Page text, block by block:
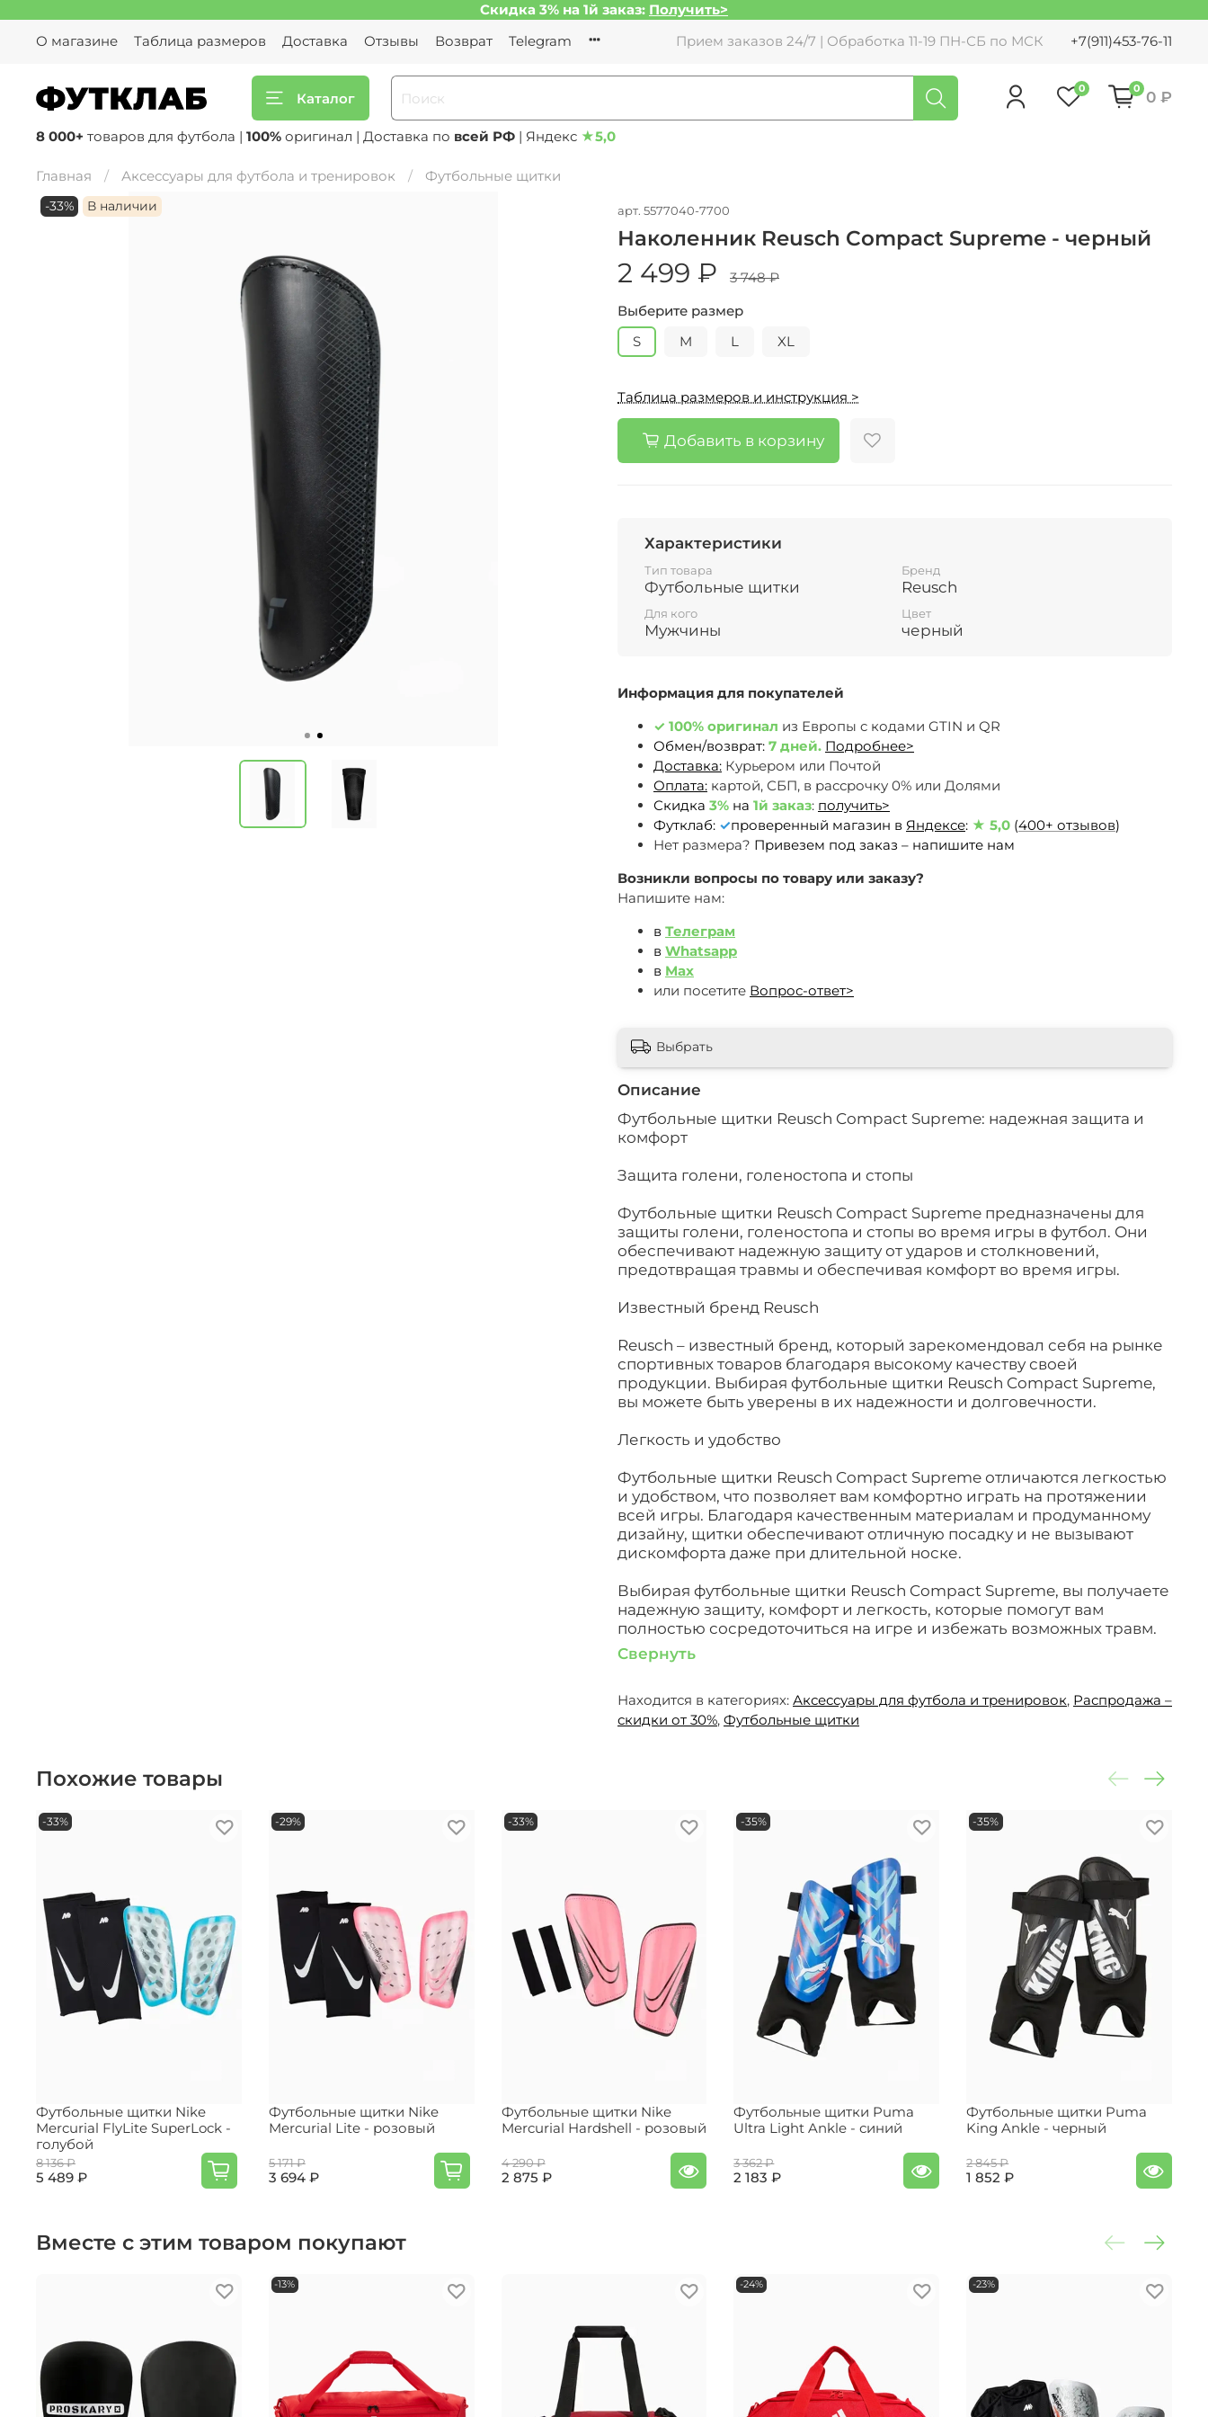
Скидка 3% на 1й заказ: Получить>
О магазине
Таблица размеров Доставка Отзывы Возврат Telegram Прием заказов 24/7 | Обработка 11-19 ПН-СБ по МСК +7(911)453-76-11
Каталог
0 0 0 ₽
8 000+ товаров для футбола | 100% оригинал | Доставка по всей РФ | Яндекс ★5,0
Главная Аксессуары для футбола и тренировок Футбольные щитки
-33% В наличии арт. 5577040-7700
Наколенник Reusch Compact Supreme - черный
2 499 ₽
3 748 ₽
Выберите размер
S
M L XL
Таблица размеров и инструкция >
Добавить в корзину
Информация для покупателей
✓ 100% оригинал из Европы c кодами GTIN и QR
Обмен/возврат: 7 дней. Подробнее>
Доставка: Курьером или Почтой
Оплата: картой, СБП, в рассрочку 0% или Долями
Скидка 3% на 1й заказ: получить>
Футклаб: ✓проверенный магазин в Яндексе: ★ 5,0 (400+ отзывов)
Нет размера? Привезем под заказ – напишите нам
Возникли вопросы по товару или заказу?
Напишите нам:
в Телеграм
в Whatsapp
в Max
или посетите Вопрос-ответ>
Описание
Футбольные щитки Reusch Compact Supreme: надежная защита и
комфорт
Защита голени, голеностопа и стопы
Футбольные щитки Reusch Compact Supreme предназначены для
защиты голени, голеностопа и стопы во время игры в футбол. Они
обеспечивают надежную защиту от ударов и столкновений,
предотвращая травмы и обеспечивая комфорт во время игры.
Известный бренд Reusch
Reusch – известный бренд, который зарекомендовал себя на рынке
спортивных товаров благодаря высокому качеству своей
продукции. Выбирая футбольные щитки Reusch Compact Supreme,
вы можете быть уверены в их надежности и долговечности.
Легкость и удобство
Футбольные щитки Reusch Compact Supreme отличаются легкостью
и удобством, что позволяет вам комфортно играть на протяжении
всей игры. Благодаря качественным материалам и продуманному
дизайну, щитки обеспечивают отличную посадку и не вызывают
дискомфорта даже при длительной носке.
Выбирая футбольные щитки Reusch Compact Supreme, вы получаете
надежную защиту, комфорт и легкость, которые помогут вам
полностью сосредоточиться на игре и избежать возможных травм.
Свернуть
Находится в категориях: Аксессуары для футбола и тренировок, Распродажа –
скидки от 30%, Футбольные щитки
Характеристики
Тип товара
Футбольные щитки
Бренд
Reusch
Для кого
Мужчины
Цвет
черный
Выбрать
Похожие товары
-33%
Футбольные щитки Nike
Mercurial FlyLite SuperLock -
голубой
8 136 ₽
5 489 ₽
-29%
Футбольные щитки Nike
Mercurial Lite - розовый
5 171 ₽
3 694 ₽
-33%
Футбольные щитки Nike
Mercurial Hardshell - розовый
4 290 ₽
2 875 ₽
-35%
Футбольные щитки Puma
Ultra Light Ankle - синий
3 362 ₽
2 183 ₽
-35%
Футбольные щитки Puma
King Ankle - черный
2 845 ₽
1 852 ₽
Вместе с этим товаром покупают
-13% -24% -23%